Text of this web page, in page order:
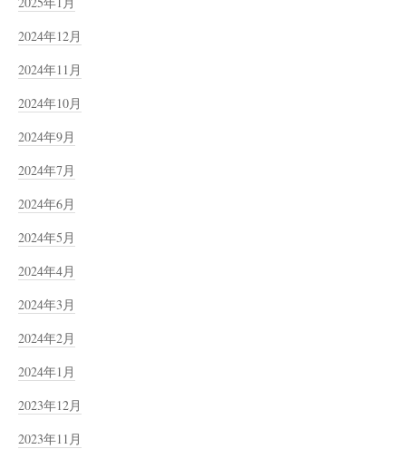
2024年12月
2024年11月
2024年10月
2024年9月
2024年7月
2024年6月
2024年5月
2024年4月
2024年3月
2024年2月
2024年1月
2023年12月
2023年11月